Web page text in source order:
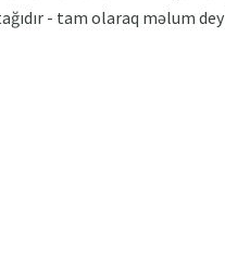
- tam olaraq məlum